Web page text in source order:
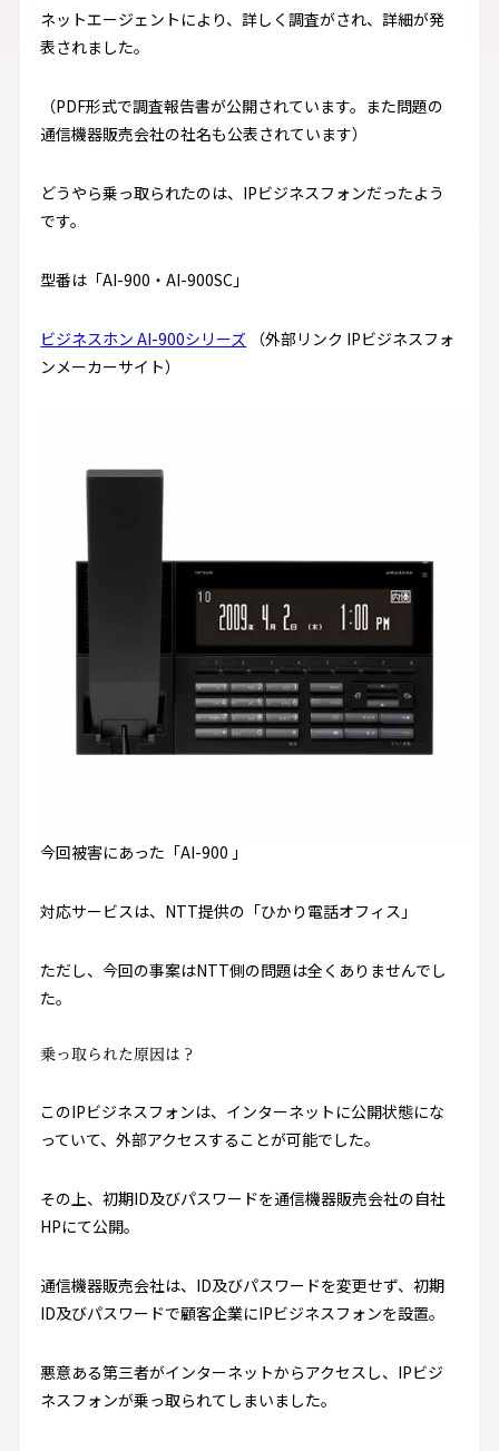
ネットエージェントにより、詳しく調査がされ、詳細が発
表されました。
（PDF形式で調査報告書が公開されています。また問題の
通信機器販売会社の社名も公表されています）
どうやら乗っ取られたのは、IPビジネスフォンだったよう
です。
型番は「AI-900・AI-900SC」
ビジネスホン AI-900シリーズ （外部リンク IPビジネスフォ
ンメーカーサイト）
今回被害にあった「AI-900 」
対応サービスは、NTT提供の「ひかり電話オフィス」
ただし、今回の事案はNTT側の問題は全くありませんでし
た。
乗っ取られた原因は？
このIPビジネスフォンは、インターネットに公開状態にな
っていて、外部アクセスすることが可能でした。
その上、初期ID及びパスワードを通信機器販売会社の自社
HPにて公開。
通信機器販売会社は、ID及びパスワードを変更せず、初期
ID及びパスワードで顧客企業にIPビジネスフォンを設置。
悪意ある第三者がインターネットからアクセスし、IPビジ
ネスフォンが乗っ取られてしまいました。